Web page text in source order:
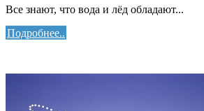
Все знают, что вода и лёд обладают...
Подробнее..